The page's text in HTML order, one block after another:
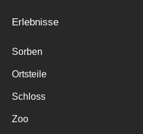
Erlebnisse
Sorben
Ortsteile
Schloss
Zoo